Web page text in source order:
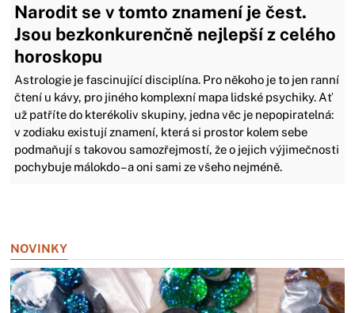
Narodit se v tomto znamení je čest.
Jsou bezkonkurenčně nejlepší z celého
horoskopu
Astrologie je fascinující disciplína. Pro někoho je to jen ranní
čtení u kávy, pro jiného komplexní mapa lidské psychiky. Ať
už patříte do kterékoliv skupiny, jedna věc je nepopiratelná:
v zodiaku existují znamení, která si prostor kolem sebe
podmaňují s takovou samozřejmostí, že o jejich výjimečnosti
pochybuje málokdo – a oni sami ze všeho nejméně.
NOVINKY